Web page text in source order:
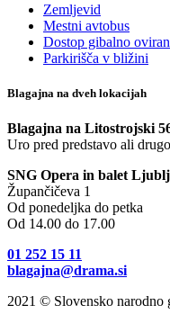
Zemljevid
Mestni avtobus
Dostop gibalno
Parkirišča v bližini
Blagajna na dveh lokacijah
Blagajna na Litostrojski
Uro pred predstavo ali
SNG Opera in balet
Župančičeva 1
Od ponedeljka do petka
Od 14.00 do 17.00
01 252 15 11
blagajna@drama.si
2021 © Slovensko narodno